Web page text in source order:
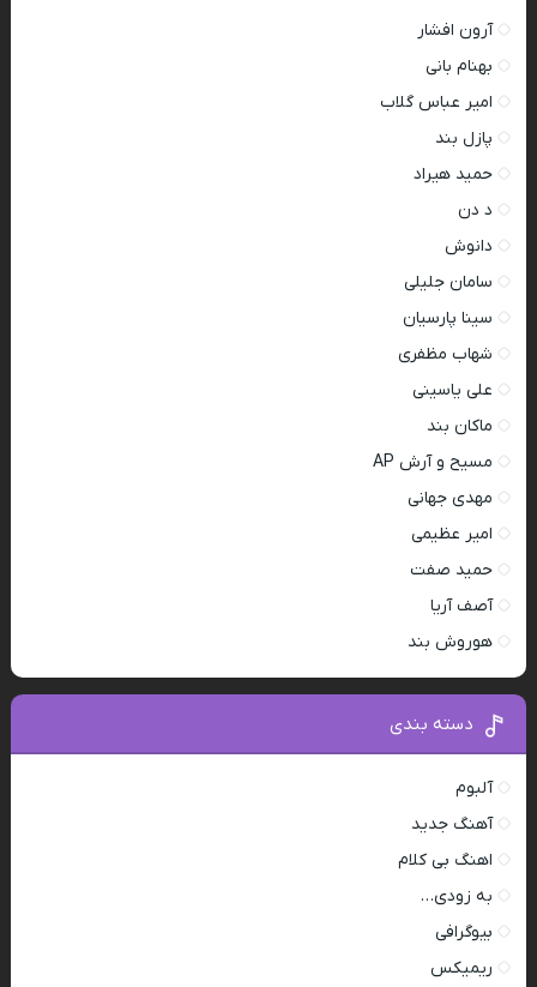
آرون افشار
بهنام بانی
امیر عباس گلاب
پازل بند
حمید هیراد
د دن
دانوش
سامان جلیلی
سینا پارسیان
شهاب مظفری
علی یاسینی
ماکان بند
مسیح و آرش AP
مهدی جهانی
امیر عظیمی
حمید صفت
آصف آریا
هوروش بند
دسته بندی
آلبوم
آهنگ جدید
اهنگ بی کلام
به زودی…
بیوگرافی
ریمیکس